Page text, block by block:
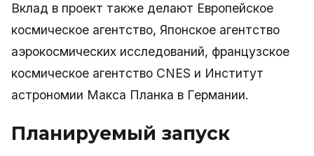
Вклад в проект также делают Европейское
космическое агентство, Японское агентство
аэрокосмических исследований, французское
космическое агентство CNES и Институт
астрономии Макса Планка в Германии.
Планируемый запуск